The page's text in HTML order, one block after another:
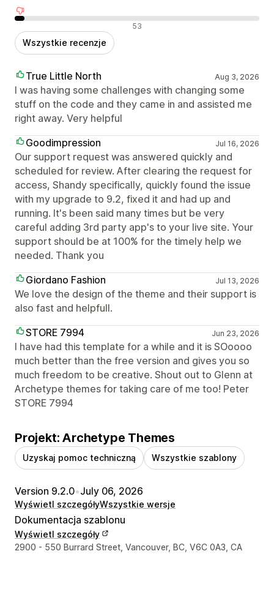
Negatywne recenzje 53
Wszystkie recenzje
True Little North Aug 3, 2026
I was having some challenges with changing some
stuff on the code and they came in and assisted me
right away. Very helpful
Goodimpression
Jul 16, 2026
Our support request was answered quickly and
scheduled for review. After clearing the request for
access, Shandy specifically, quickly found the issue
with my upgrade to 9.2, fixed it and had up and
running. It's been said many times but be very
careful adding 3rd party app's to your live site. Your
support should be at 100% for the timely help we
needed. Thank you
Giordano Fashion
Jul 13, 2026
We love the design of the theme and their support is
also fast and helpfull.
STORE 7994
Jun 23, 2026
I have had this template for a while and it is SOoooo
much better than the free version and gives you so
much freedom to be creative. Shout out to Glenn at
Archetype themes for taking care of me too! Peter
STORE 7994
Projekt: Archetype Themes
Uzyskaj pomoc techniczną Wszystkie szablony
Version 9.2.0•July 06, 2026
Wyświetl szczegółyWszystkie wersje
Dokumentacja szablonu
Wyświetl szczegóły
Dane kontaktowe projektanta
2900 - 550 Burrard Street, Vancouver, BC, V6C 0A3, CA